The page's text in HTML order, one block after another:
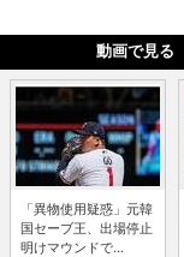
動画で見る
「異物使用疑惑」元韓
国セーブ王、出場停止
明けマウンドで...